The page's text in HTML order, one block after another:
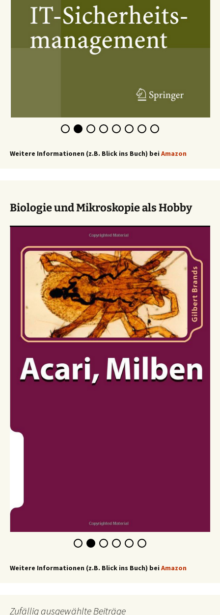
Weitere Informationen (z.B. Blick ins Buch) bei Amazon
Biologie und Mikroskopie als Hobby
Weitere Informationen (z.B. Blick ins Buch) bei Amazon
Zufällig ausgewählte Beiträge